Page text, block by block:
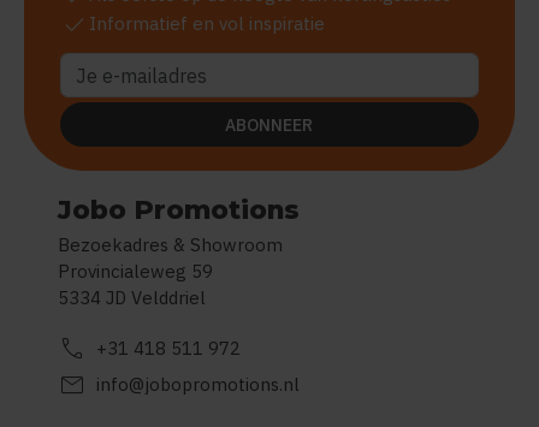
Jobo Promotions
Bezoekadres & Showroom
Provincialeweg 59
5334 JD Velddriel
call +31 418 511 972
mail info@jobopromotions.nl
check Informatief en vol inspiratie
ABONNEER